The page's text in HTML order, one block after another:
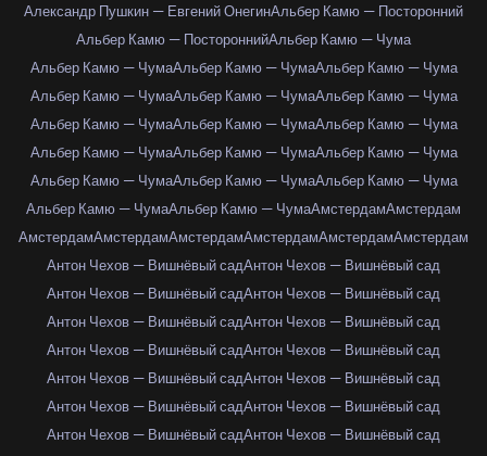
Александр Пушкин — Евгений ОнегинАльбер Камю — Посторонний
Альбер Камю — ПостороннийАльбер Камю — Чума
Альбер Камю — ЧумаАльбер Камю — ЧумаАльбер Камю — Чума
Альбер Камю — ЧумаАльбер Камю — ЧумаАльбер Камю — Чума
Альбер Камю — ЧумаАльбер Камю — ЧумаАльбер Камю — Чума
Альбер Камю — ЧумаАльбер Камю — ЧумаАльбер Камю — Чума
Альбер Камю — ЧумаАльбер Камю — ЧумаАльбер Камю — Чума
Альбер Камю — ЧумаАльбер Камю — ЧумаАмстердамАмстердам
АмстердамАмстердамАмстердамАмстердамАмстердамАмстердам
Антон Чехов — Вишнёвый садАнтон Чехов — Вишнёвый сад
Антон Чехов — Вишнёвый садАнтон Чехов — Вишнёвый сад
Антон Чехов — Вишнёвый садАнтон Чехов — Вишнёвый сад
Антон Чехов — Вишнёвый садАнтон Чехов — Вишнёвый сад
Антон Чехов — Вишнёвый садАнтон Чехов — Вишнёвый сад
Антон Чехов — Вишнёвый садАнтон Чехов — Вишнёвый сад
Антон Чехов — Вишнёвый садАнтон Чехов — Вишнёвый сад